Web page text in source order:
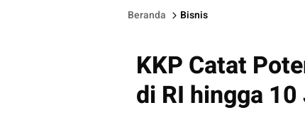
Beranda Bisnis
KKP Catat
di RI hingga